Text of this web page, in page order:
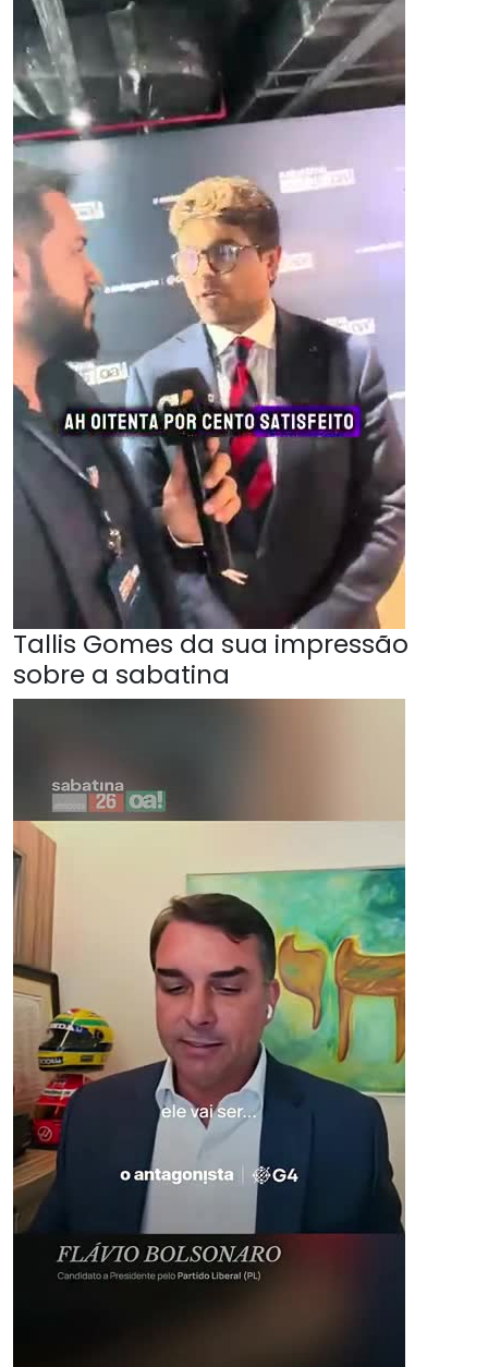
Tallis Gomes da sua impressão
sobre a sabatina